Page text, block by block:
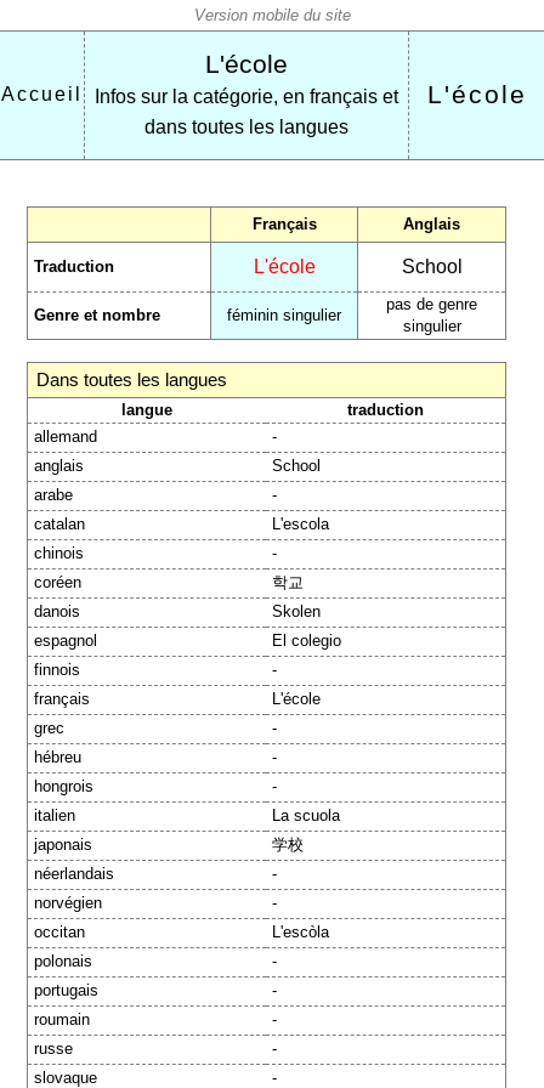
Accueil
L'école
Infos sur la catégorie, en français et
dans toutes les langues
L'école
Français Anglais
Traduction L'école School
Genre et nombre féminin singulier
pas de genre
singulier
Dans toutes les langues
langue
traduction
allemand
-
anglais
School
arabe
-
catalan
L'escola
chinois
-
coréen
학교
danois
Skolen
espagnol
El colegio
finnois
-
français
L'école
grec
-
hébreu
-
hongrois
-
italien
La scuola
japonais
学校
néerlandais
-
norvégien
-
occitan
L'escòla
polonais
-
portugais
-
roumain
-
russe
-
slovaque
-